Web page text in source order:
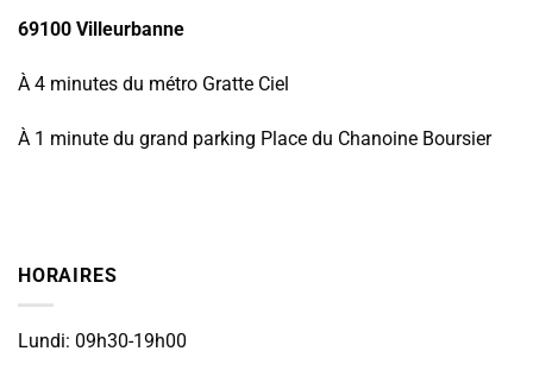
69100 Villeurbanne
À 4 minutes du métro Gratte Ciel
À 1 minute du grand parking Place du Chanoine Boursier
HORAIRES
Lundi: 09h30-19h00